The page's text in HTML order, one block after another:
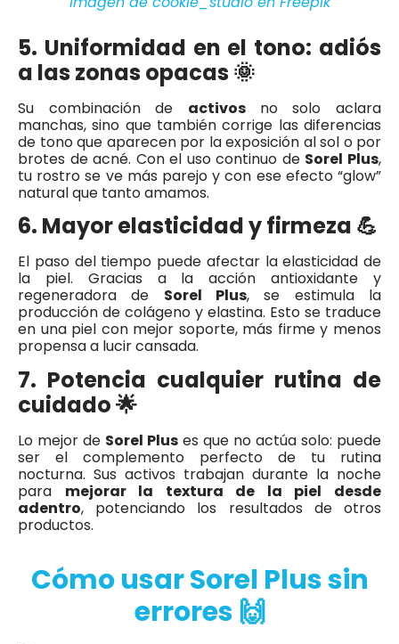
5. Uniformidad en el tono: adiós
a las zonas opacas 🌞
Su combinación de activos no solo aclara
manchas, sino que también corrige las diferencias
de tono que aparecen por la exposición al sol o por
brotes de acné. Con el uso continuo de Sorel Plus,
tu rostro se ve más parejo y con ese efecto “glow”
natural que tanto amamos.
6. Mayor elasticidad y firmeza 💪
El paso del tiempo puede afectar la elasticidad de
la piel. Gracias a la acción antioxidante y
regeneradora de Sorel Plus, se estimula la
producción de colágeno y elastina. Esto se traduce
en una piel con mejor soporte, más firme y menos
propensa a lucir cansada.
7. Potencia cualquier rutina de
cuidado 🌟
Lo mejor de Sorel Plus es que no actúa solo: puede
ser el complemento perfecto de tu rutina
nocturna. Sus activos trabajan durante la noche
para mejorar la textura de la piel desde
adentro, potenciando los resultados de otros
productos.
Cómo usar Sorel Plus sin
errores 🙌